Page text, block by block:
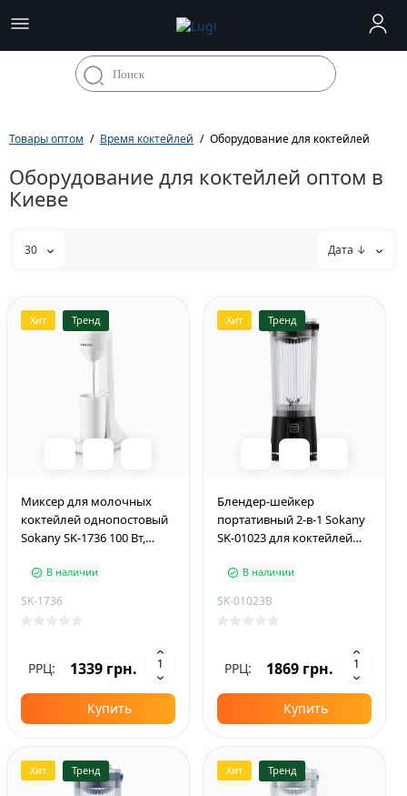
Товары оптом Время коктейлей Оборудование для коктейлей
Оборудование для коктейлей оптом в
Киеве
30 Дата ↓
Хит Тренд
Миксер для молочных
коктейлей однопостовый
Sokany SK-1736 100 Вт,
В наличии
SK-1736
РРЦ: 1339 грн.
Купить
Хит Тренд
Блендер-шейкер
портативный 2-в-1 Sokany
SK-01023 для коктейлей
черныйВ наличии
SK-01023B
РРЦ: 1869 грн.
Купить
Хит Тренд Хит Тренд